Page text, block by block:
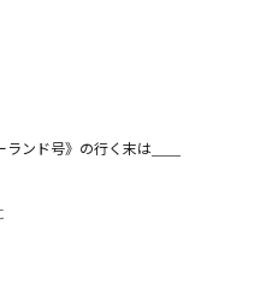
ンド号》の行く末は＿＿